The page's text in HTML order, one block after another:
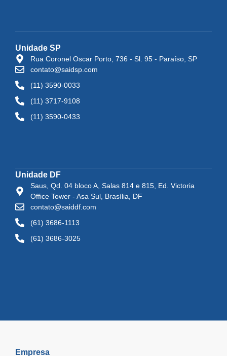
Unidade SP
Rua Coronel Oscar Porto, 736 - Sl. 95 - Paraíso, SP
contato@saidsp.com
(11) 3590-0033
(11) 3717-9108
(11) 3590-0433
Unidade DF
Saus, Qd. 04 bloco A, Salas 814 e 815, Ed. Victoria
Office Tower - Asa Sul, Brasília, DF
contato@saiddf.com
(61) 3686-1113
(61) 3686-3025
Empresa